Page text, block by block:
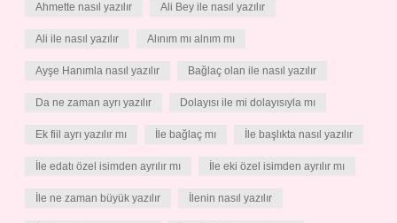
Ahmette nasıl yazılır Ali Bey ile nasıl yazılır
Ali ile nasıl yazılır Alınım mı alnım mı
Ayşe Hanımla nasıl yazılır Bağlaç olan ile nasıl yazılır
Da ne zaman ayrı yazılır Dolayısı ile mi dolayısıyla mı
Ek fiil ayrı yazılır mı İle bağlaç mı İle başlıkta nasıl yazılır
İle edatı özel isimden ayrılır mı İle eki özel isimden ayrılır mı
İle ne zaman büyük yazılır İlenin nasıl yazılır